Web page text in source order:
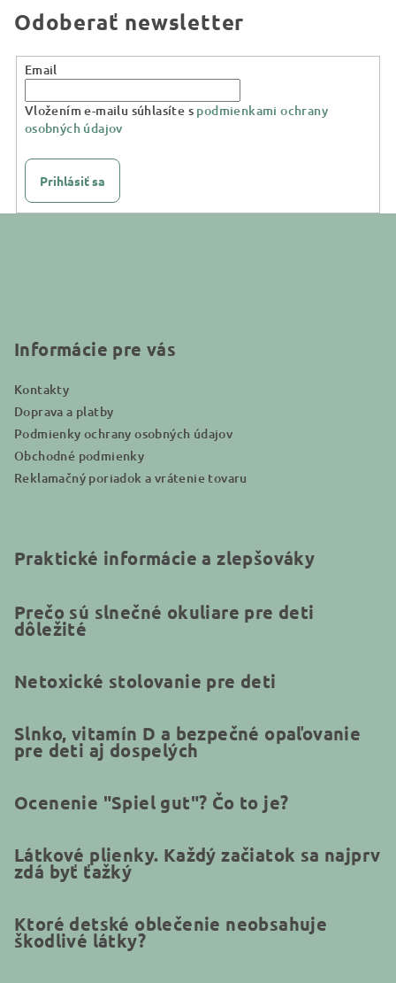
Odoberať newsletter
Email
Vložením e-mailu súhlasíte s podmienkami ochrany
osobných údajov
Prihlásiť sa
Informácie pre vás
Kontakty
Doprava a platby
Podmienky ochrany osobných údajov
Obchodné podmienky
Reklamačný poriadok a vrátenie tovaru
Praktické informácie a zlepšováky
Prečo sú slnečné okuliare pre deti
dôležité
Netoxické stolovanie pre deti
Slnko, vitamín D a bezpečné opaľovanie
pre deti aj dospelých
Ocenenie "Spiel gut"? Čo to je?
Látkové plienky. Každý začiatok sa najprv
zdá byť ťažký
Ktoré detské oblečenie neobsahuje
škodlivé látky?